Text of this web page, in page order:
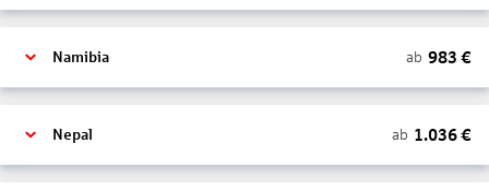
Namibia ab 983 €
Nepal ab 1.036€